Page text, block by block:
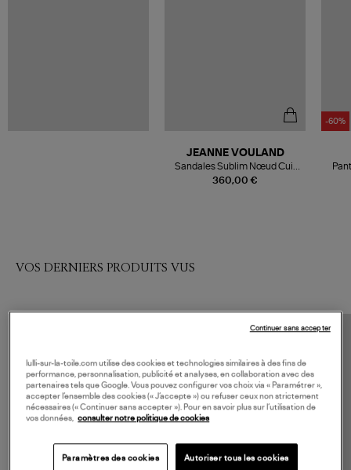
360,00 €
JEANNE VOULAND
Sandales Sublim Nœud Cuir
Suédé Taupe
-60%
VOS DERNIERS PRODUITS VUS
lulli-sur-la-toile.com utilise des cookies et technologies similaires à des fins de
performance, personnalisation, publicité et analyses, en collaboration avec des
partenaires tels que Google. Vous pouvez configurer vos choix via « Paramétrer »,
accepter l’ensemble des cookies (« J’accepte ») ou refuser ceux non strictement
nécessaires (« Continuer sans accepter »). Pour en savoir plus sur l’utilisation de
vos données, consulter notre politique de cookies
Paramètres des cookies Autoriser tous les cookies
Continuer sans accepter